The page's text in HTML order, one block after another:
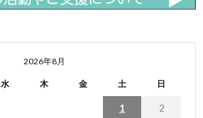
2026年8月
水 木 金 土 日
1 2